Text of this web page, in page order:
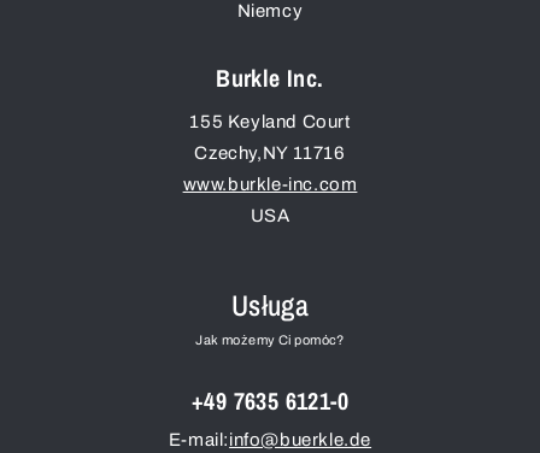
Niemcy
Burkle Inc.
155 Keyland Court
Czechy,NY 11716
www.burkle-inc.com
USA
Usługa
Jak możemy Ci pomóc?
+49 7635 6121-0
E-mail:info@buerkle.de